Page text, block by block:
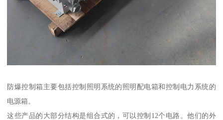
防爆控制箱主要包括控制照明系统的照明配电箱和控制电力系统的
电源箱。
这些产品的大部分结构是组合式的，可以控制12个电路。他们的外